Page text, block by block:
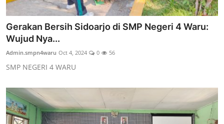
Gerakan Bersih Sidoarjo di SMP Negeri 4 Waru:
Wujud Nya...
Admin.smpn4waru Oct 4, 2024 0 56
SMP NEGERI 4 WARU